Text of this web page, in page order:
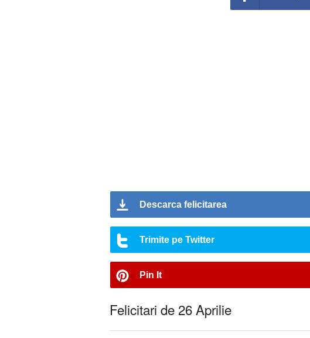
Descarca felicitarea
Trimite pe Twitter
Pin It
Felicitari de 26 Aprilie